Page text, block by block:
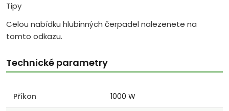
Tipy
Celou nabídku hlubinných čerpadel nalezenete na
tomto odkazu.
Technické parametry
Příkon 1000 W